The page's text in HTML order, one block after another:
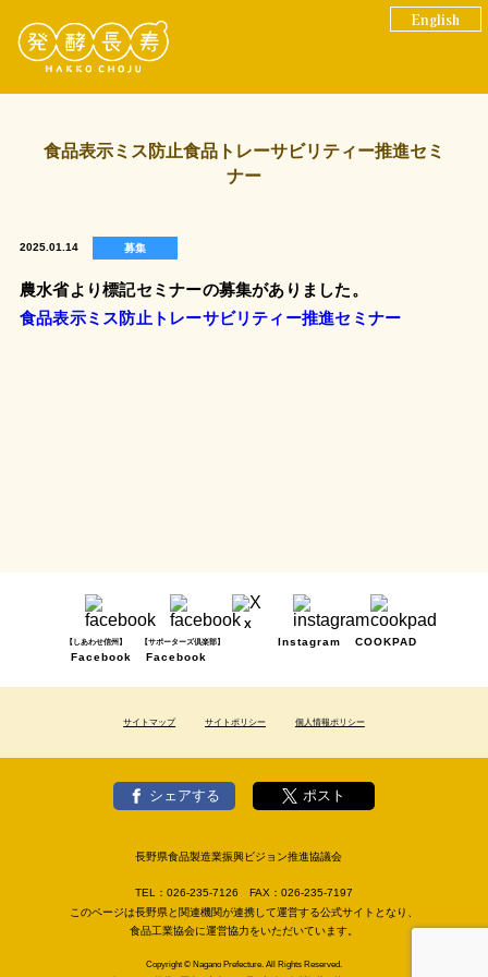
English
食品表示ミス防止食品トレーサビリティー推進セミ
ナー
2025.01.14 募集
農水省より標記セミナーの募集がありました。
食品表示ミス防止トレーサビリティー推進セミナー
【しあわせ信州】
Facebook
【サポーターズ倶楽部】
Facebook
X
Instagram
COOKPAD
サイトマップ サイトポリシー 個人情報ポリシー
シェアする ポスト
長野県食品製造業振興ビジョン推進協議会
TEL： 026-235-7126 FAX： 026-235-7197
このページは長野県と関連機関が連携して運営する公式サイトとなり、
食品工業協会に運営協力をいただいています。
Copyright © Nagano Prefecture. All Rights Reserved.